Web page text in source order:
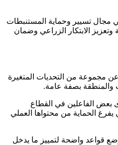
مجال تسيير وحماية المستنبطات
وتعزيز الابتكار الزراعي وضمان
مجموعة من التحديات المتغيرة
والمنطقة بصفة عامة.
بعض الفاعلين في القطاع
يفرغ الحماية من محتواها العملي
قواعد واضحة لتمييز ما يدخل